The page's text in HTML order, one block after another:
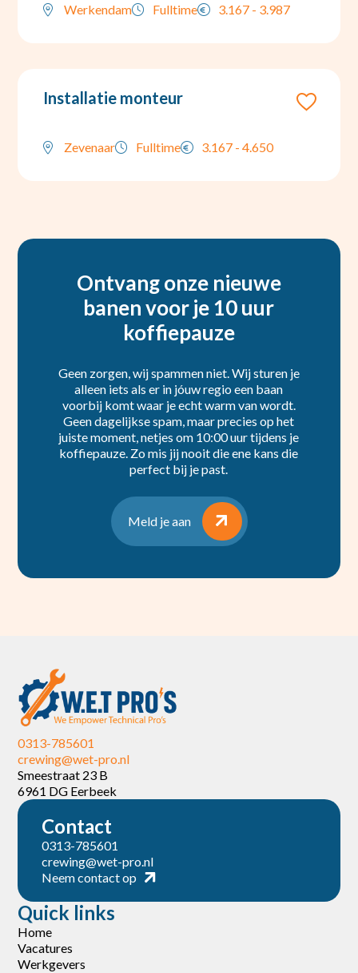
Werkendam Fulltime 3.167 - 3.987
Installatie monteur
Zevenaar Fulltime 3.167 - 4.650
Ontvang onze nieuwe
banen voor je 10 uur
koffiepauze
Geen zorgen, wij spammen niet. Wij sturen je
alleen iets als er in jóuw regio een baan
voorbij komt waar je echt warm van wordt.
Geen dagelijkse spam, maar precies op het
juiste moment, netjes om 10:00 uur tijdens je
koffiepauze. Zo mis jij nooit die ene kans die
perfect bij je past.
Meld je aan
0313-785601
crewing@wet-pro.nl
Smeestraat 23 B
6961 DG Eerbeek
Contact
0313-785601
crewing@wet-pro.nl
Neem contact op
Quick links
Home
Vacatures
Werkgevers